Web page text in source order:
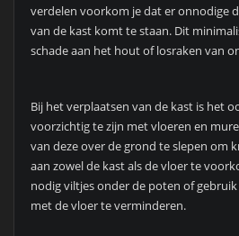
verdelen voorkom je dat er onnodige
van de kast komt te staan. Dit
schade aan het hout of losraken van
Bij het verplaatsen van de kast is het
voorzichtig te zijn met vloeren en
van deze over de grond te slepen om
aan zowel de kast als de vloer te
nodig viltjes onder de poten of
met de vloer te verminderen.